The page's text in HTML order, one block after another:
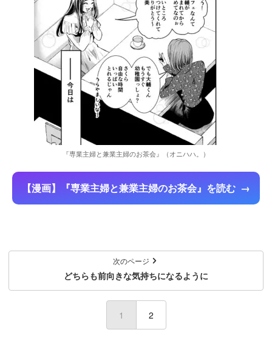
『専業主婦と兼業主婦のお茶会』（オニハハ。）
【漫画】『専業主婦と兼業主婦のお茶会』を読む
次のページ
どちらも前向きな気持ちになるように
1 (current)
2